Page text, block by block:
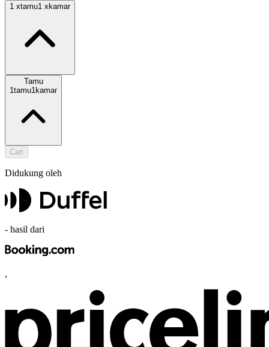
1 xtamu1 x kamar
Tamu
1 tamu1 kamar
Cari
Didukung oleh
- hasil dari
,